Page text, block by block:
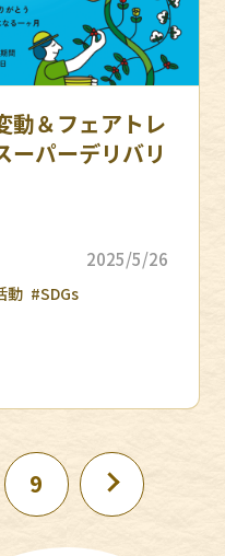
動＆フェアトレ
ーパーデリバリ
2025/5/26
動 #SDGs
9